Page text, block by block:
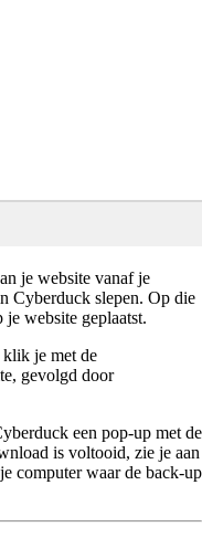
je website vanaf je
Cyberduck slepen. Op die
website geplaatst.
klik je met de
gevolgd door
een pop-up met de
is voltooid, zie je aan
computer waar de back-up